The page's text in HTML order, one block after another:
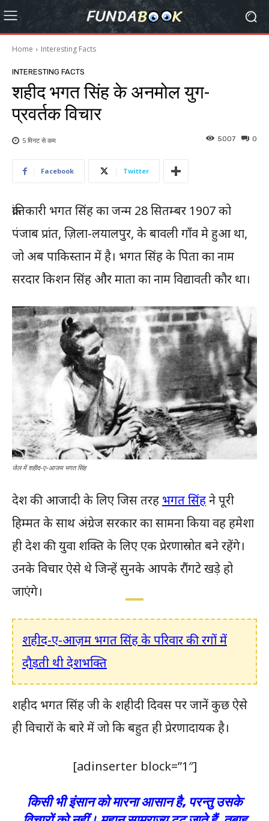
Home Interesting Facts
INTERESTING FACTS
शहीद भगत सिंह के अनमोल युग-
प्रवर्तक विचार
0
5007
5 मिनट सेकम
Facebook Twitter
क्रांतिकारी भगत सिंह का जन्म 28 सितम्बर 1907 को
पंजाब प्रांत, ज़िला-लयालपुर, के बावली गाँव मे हुआ था,
जो अब पाकिस्तान में है। भगत सिंह के पिता का नाम
सरदार किशन सिंह और माता का नाम विद्यावती कौर था।
जेल में शहीद-ए-आजम भगत सिंह
देश की आजादी के लिए जिस तरह भगत सिंहने पूरी
हिम्मत के साथ अंग्रेज सरकार का सामना किया वह हमेशा
ही देश की युवा शक्ति के लिए एक प्रेरणास्रोत बने रहेंगे।
उनके विचार ऐसे थे जिन्हें सुनके आपके रौंगटे खड़े हो
जाएंगे।
शहीद-ए-आज़म भगत सिंह के परिवार की रगों में
दौड़ती थी देशभक्ति
शहीद भगत सिंह जी के शहीदी दिवस पर जानें कुछ ऐसे
ही विचारों के बारे में जो कि बहुत ही प्रेरणादायक है।
[adinserter block=”1″]
किसी भी इंसान को मारना आसान है, परन्तु उसके